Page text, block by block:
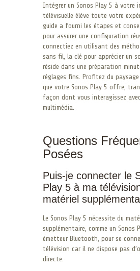
Intégrer un Sonos Play 5 à votre
télévisuelle élève toute votre
guide a fourni les étapes et
pour assurer une configuration
connectiez en utilisant des
sans fil, la clé pour apprécier un
réside dans une préparation
réglages fins. Profitez du paysage
que votre Sonos Play 5 offre,
façon dont vous interagissez
multimédia.
Questions
Posées
Puis-je connecter le
Play 5 à ma
matériel
Le Sonos Play 5 nécessite du
supplémentaire, comme un Sonos
émetteur Bluetooth, pour se
télévision car il ne dispose pas
directe.